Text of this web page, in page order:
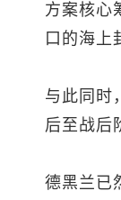
方案核心
口的海上
与此同时
后至战后
德黑兰已